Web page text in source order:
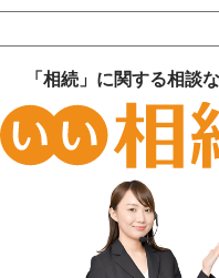
「相続」に関する相談